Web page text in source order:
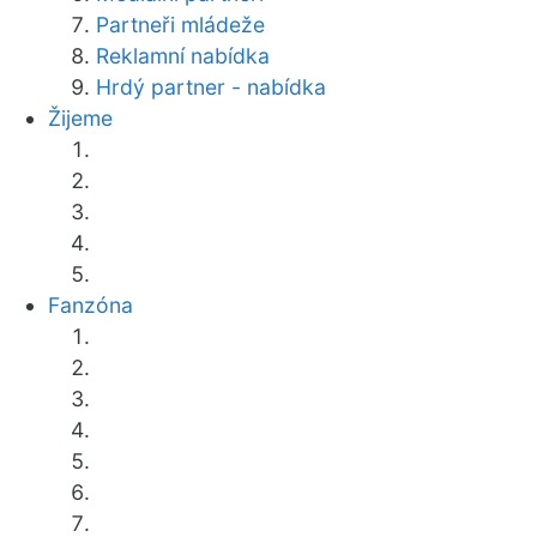
Partneři mládeže
Reklamní nabídka
Hrdý partner - nabídka
Žijeme
Fanzóna